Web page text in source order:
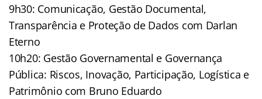
9h30: Comunicação, Gestão Documental,
Transparência e Proteção de Dados com Darlan
Eterno
10h20: Gestão Governamental e Governança
Pública: Riscos, Inovação, Participação, Logística e
Patrimônio com Bruno Eduardo